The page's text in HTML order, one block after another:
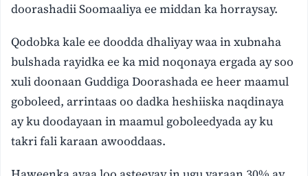
doorashadii Soomaaliya ee middan ka horraysay.
Qodobka kale ee doodda dhaliyay waa in xubnaha
bulshada rayidka ee ka mid noqonaya ergada ay soo
xuli doonaan Guddiga Doorashada ee heer maamul
goboleed, arrintaas oo dadka heshiiska naqdinaya
ay ku doodayaan in maamul goboleedyada ay ku
takri fali karaan awooddaas.